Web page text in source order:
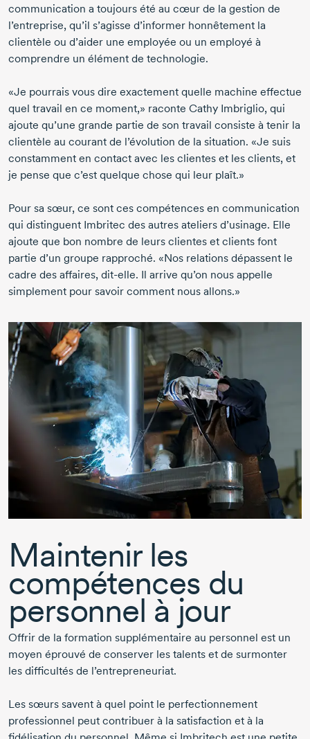
communication a toujours été au cœur de la gestion de
l’entreprise, qu’il s’agisse d’informer honnêtement la
clientèle ou d’aider une employée ou un employé à
comprendre un élément de technologie.
«Je pourrais vous dire exactement quelle machine effectue
quel travail en ce moment,» raconte Cathy Imbriglio, qui
ajoute qu’une grande partie de son travail consiste à tenir la
clientèle au courant de l’évolution de la situation. «Je suis
constamment en contact avec les clientes et les clients, et
je pense que c’est quelque chose qui leur plaît.»
Pour sa sœur, ce sont ces compétences en communication
qui distinguent Imbritec des autres ateliers d’usinage. Elle
ajoute que bon nombre de leurs clientes et clients font
partie d’un groupe rapproché. «Nos relations dépassent le
cadre des affaires, dit-elle. Il arrive qu’on nous appelle
simplement pour savoir comment nous allons.»
Maintenir les
compétences du
personnel à jour
Offrir de la formation supplémentaire au personnel est un
moyen éprouvé de conserver les talents et de surmonter
les difficultés de l’entrepreneuriat.
Les sœurs savent à quel point le perfectionnement
professionnel peut contribuer à la satisfaction et à la